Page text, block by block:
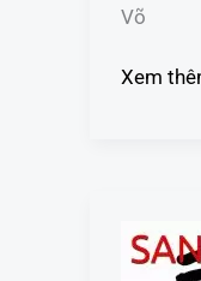
Võ
Xem
CLB
võ